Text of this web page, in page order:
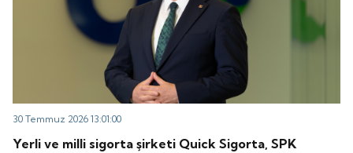
30 Temmuz 2026 13:01:00
Yerli ve milli sigorta şirketi Quick Sigorta, SPK